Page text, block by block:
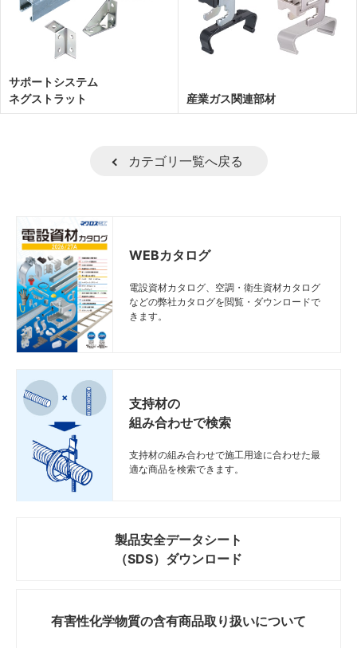
サポートシステム
ネグストラット
産業ガス関連部材
カテゴリ一覧へ戻る
WEBカタログ
電設資材カタログ、空調・衛生資材カタログ
などの弊社カタログを閲覧・ダウンロードで
きます。
支持材の
組み合わせで検索
支持材の組み合わせで施工用途に合わせた最
適な商品を検索できます。
製品安全データシート
（SDS）ダウンロード
有害性化学物質の含有商品取り扱いについて